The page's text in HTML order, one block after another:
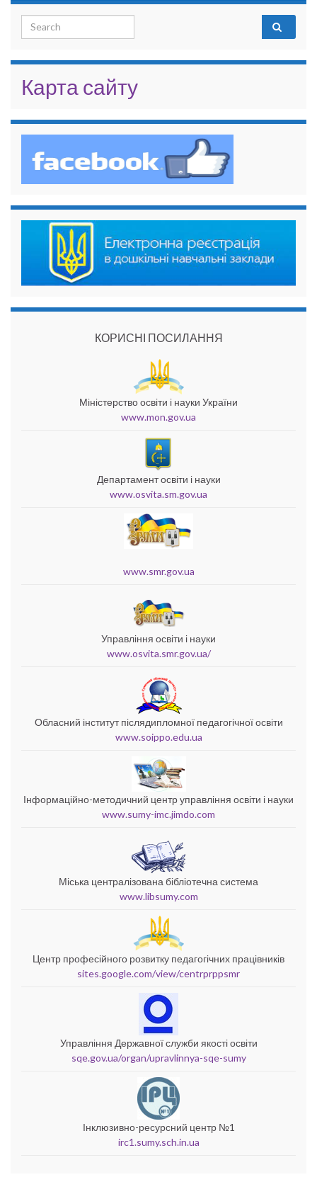
Search for:
Карта сайту
КОРИСНІ ПОСИЛАННЯ
Міністерство освіти і науки України
www.mon.gov.ua
Департамент освіти і науки
www.osvita.sm.gov.ua
www.smr.gov.ua
Управління освіти і науки
www.osvita.smr.gov.ua/
Обласний інститут післядипломної педагогічної освіти
www.soippo.edu.ua
Інформаційно-методичний центр управління освіти і науки
www.sumy-imc.jimdo.com
Міська централізована бібліотечна система
www.libsumy.com
Центр професійного розвитку педагогічних працівників
sites.google.com/view/centrprppsmr
Управління Державної служби якості освіти
sqe.gov.ua/organ/upravlinnya-sqe-sumy
Інклюзивно-ресурсний центр №1
irc1.sumy.sch.in.ua